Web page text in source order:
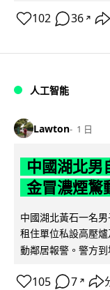
102 36 ↗
人工智能
Lawton 1 日
中國湖北男
金冒濃煙驚
中國湖北黃石一名
租住單位私設高壓
動鄰居報警。警方
105 7 ↗